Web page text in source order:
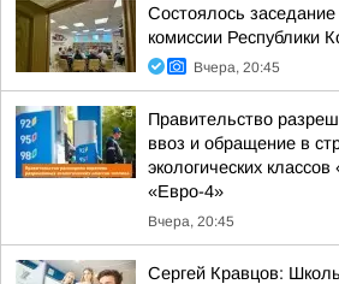
Состоялось
комиссии Республики
Вчера, 20:45
Правительство
ввоз и обращение в
экологических
«Евро-4»
Вчера, 20:45
Сергей Кравцов: